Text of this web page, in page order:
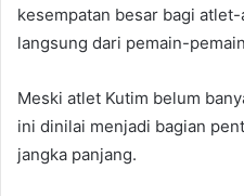
kesempatan besar bagi
langsung dari pemain-
Meski atlet Kutim belum
ini dinilai menjadi bagian
jangka panjang.